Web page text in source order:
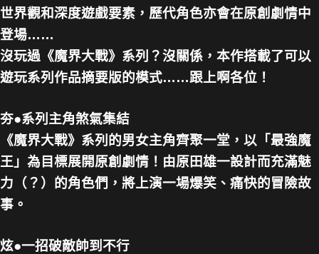
世界觀和深度遊戲要素，歷代角色亦會在原創劇情中
登場……
沒玩過《魔界大戰》系列？沒關係，本作搭載了可以
遊玩系列作品摘要版的模式……跟上啊各位！
夯●系列主角煞氣集結
《魔界大戰》系列的男女主角齊聚一堂，以「最強魔
王」為目標展開原創劇情！由原田雄一設計而充滿魅
力（？）的角色們，將上演一場爆笑、痛快的冒險故
事。
炫●一招破敵帥到不行